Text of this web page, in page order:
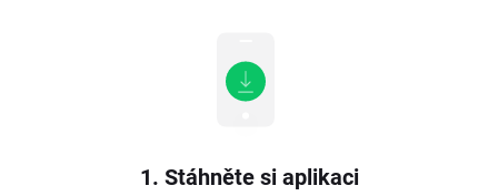
1. Stáhněte si aplikaci